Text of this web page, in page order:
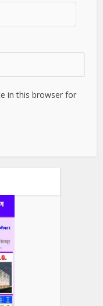
in this browser for